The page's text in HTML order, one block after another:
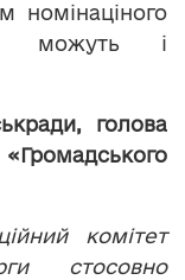
номінаціного
можуть і
голова
комітет
стосовно